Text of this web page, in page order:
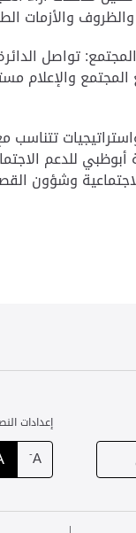
والظروف
تواصل
المجتمع
للدعم
وشؤون
إعدادات
A
-